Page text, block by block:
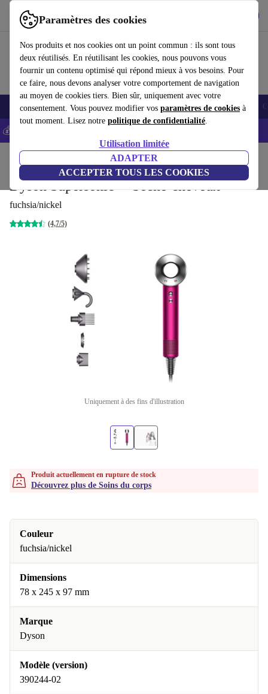
Paramètres des cookies
Nos produits et nos cookies ont un point commun : ils sont tous
deux réutilisés. En réutilisant les cookies, nous pouvons vous
fournir un contenu optimisé qui répond mieux à vos besoins. Pour
ce faire, nous devons analyser votre comportement de navigation
au moyen de cookies tiers. Bien sûr, uniquement avec votre
consentement. Vous pouvez modifier vos paramètres de cookies à
tout moment. Lisez notre politique de confidentialité.
Utilisation limitée
ADAPTER
ACCEPTER TOUS LES COOKIES
Utilisez refurbed rapidement et facilement
Smartphones Laptops Tablettes Montres connectées Accessoires
💰-5% EXTRA sur les iPhones – Code: IPHONEDEAL -
Santé & Beauté Soins du corps
Dyson Supersonic™ Sèche-cheveux
fuchsia/nickel
(4,7/5)
Uniquement à des fins d'illustration
Produit actuellement en rupture de stock
Découvrez plus de Soins du corps
Couleur
fuchsia/nickel
Dimensions
78 x 245 x 97 mm
Marque
Dyson
Modèle (version)
390244-02